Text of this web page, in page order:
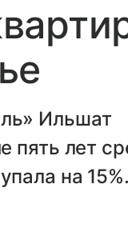
Ильшат
пять лет
на